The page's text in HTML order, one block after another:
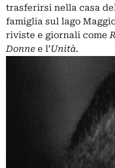
trasferirsi nella casa
famiglia sul lago
riviste e giornali come
Donne e l’Unità.